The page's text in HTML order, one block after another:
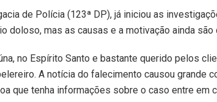
de Polícia (123ª DP), já iniciou as
doloso, mas as causas e a motivação ainda são
no Espírito Santo e bastante querido pelos
A notícia do falecimento causou grande
que tenha informações sobre o caso entre em